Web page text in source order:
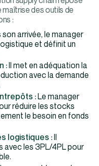
maîtrise des outils de
:
son arrivée, le manager
et définit un
:Il met en adéquation la
avec la demande
:Le manager
réduire les stocks
le besoin en fonds
logistiques :Il
les 3PL/4PL pour